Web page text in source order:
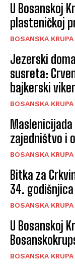
U Bosanskoj
plasteničkoj
BOSANSKA KRUPA
Jezerski
susreta:
bajkerski
BOSANSKA KRUPA
zajedništvo i
BOSANSKA KRUPA
Bitka za
34.
BOSANSKA KRUPA
U Bosanskoj
BOSANSKA KRUPA